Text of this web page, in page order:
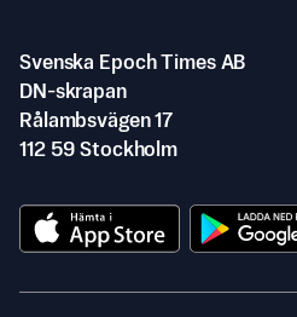
Svenska Epoch Times AB
DN-skrapan
Rålambsvägen 17
112 59 Stockholm